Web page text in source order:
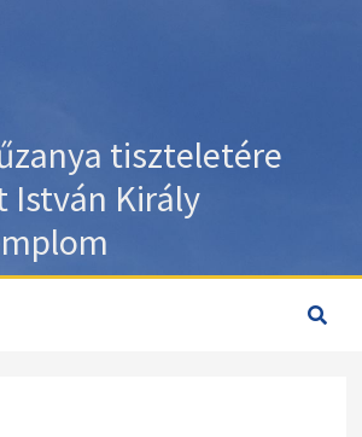
tiszteletére
István Király